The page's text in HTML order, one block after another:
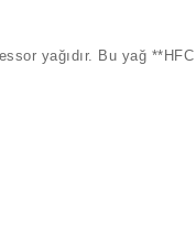
yağıdır. Bu yağ